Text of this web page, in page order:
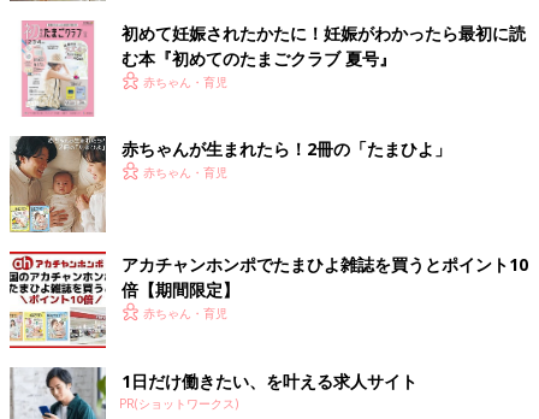
初めて妊娠されたかたに！妊娠がわかったら最初に読
む本『初めてのたまごクラブ 夏号』
赤ちゃん・育児
赤ちゃんが生まれたら！2冊の「たまひよ」
赤ちゃん・育児
アカチャンホンポでたまひよ雑誌を買うとポイント10
倍【期間限定】
赤ちゃん・育児
1日だけ働きたい、を叶える求人サイト
PR(ショットワークス)